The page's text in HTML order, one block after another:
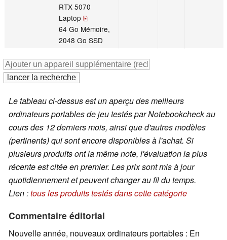
RTX 5070
Laptop ⎘
64 Go Mémoire,
2048 Go SSD
Le tableau ci-dessus est un aperçu des meilleurs
ordinateurs portables de jeu testés par Notebookcheck au
cours des 12 derniers mois, ainsi que d'autres modèles
(pertinents) qui sont encore disponibles à l'achat. Si
plusieurs produits ont la même note, l'évaluation la plus
récente est citée en premier. Les prix sont mis à jour
quotidiennement et peuvent changer au fil du temps.
Lien :tous les produits testés dans cette catégorie
Commentaire éditorial
Nouvelle année, nouveaux ordinateurs portables : En